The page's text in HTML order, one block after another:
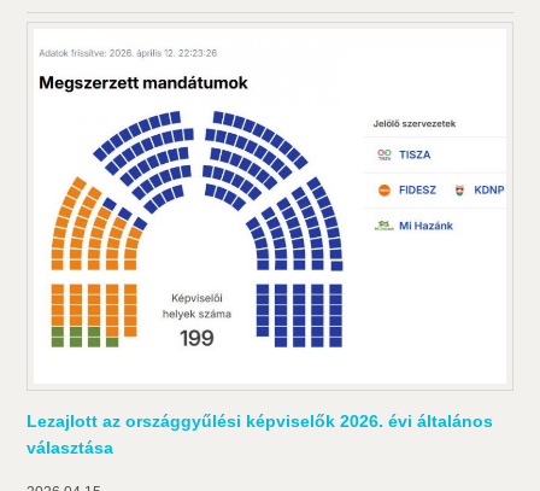
Lezajlott az országgyűlési képviselők 2026. évi általános
választása